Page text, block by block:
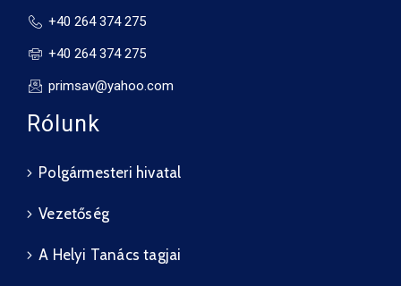
+40 264 374 275
+40 264 374 275
primsav@yahoo.com
Rólunk
Polgármesteri hivatal
Vezetőség
A Helyi Tanács tagjai